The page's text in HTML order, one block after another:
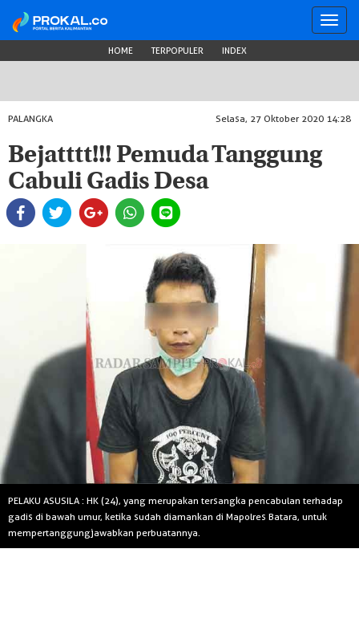
HOME TERPOPULER INDEX
PALANGKA Selasa, 27 Oktober 2020 14:28
Bejatttt!!! Pemuda Tanggung
Cabuli Gadis Desa
PELAKU ASUSILA : HK (24), yang merupakan tersangka pencabulan terhadap
gadis di bawah umur, ketika sudah diamankan di Mapolres Batara, untuk
mempertanggungjawabkan perbuatannya.